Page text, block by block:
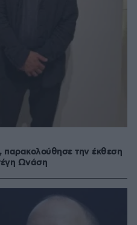
την έκθεση
Ωνάση